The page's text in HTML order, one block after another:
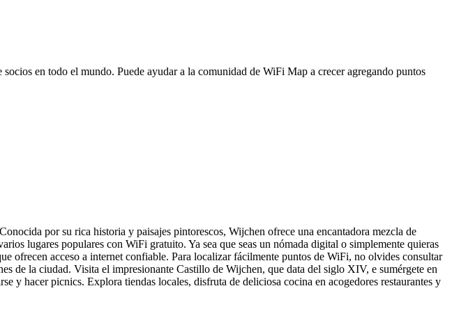
en todo el mundo. Puede ayudar a la comunidad de WiFi Map a crecer agregando puntos
por su rica historia y paisajes pintorescos, Wijchen ofrece una encantadora mezcla de
lugares populares con WiFi gratuito. Ya sea que seas un nómada digital o simplemente quieras
ofrecen acceso a internet confiable. Para localizar fácilmente puntos de WiFi, no olvides consultar
de la ciudad. Visita el impresionante Castillo de Wijchen, que data del siglo XIV, e sumérgete en
y hacer picnics. Explora tiendas locales, disfruta de deliciosa cocina en acogedores restaurantes y